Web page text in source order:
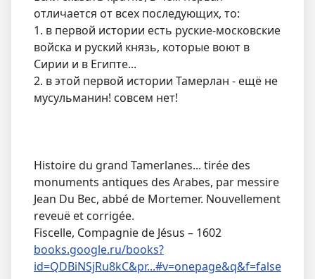
отличается от всех последующих, то:
1. в первой истории есть руские-московские
войска и руский князь, которые воют в
Сирии и в Египте...
2. в этой первой истории Тамерлан - ещё не
мусульманин! совсем нет!
Histoire du grand Tamerlanes... tirée des
monuments antiques des Arabes, par messire
Jean Du Bec, abbé de Mortemer. Nouvellement
reveuë et corrigée.
Fiscelle, Compagnie de Jésus – 1602
books.google.ru/books?
id=QDBiNSjRu8kC&pr...#v=onepage&q&f=false